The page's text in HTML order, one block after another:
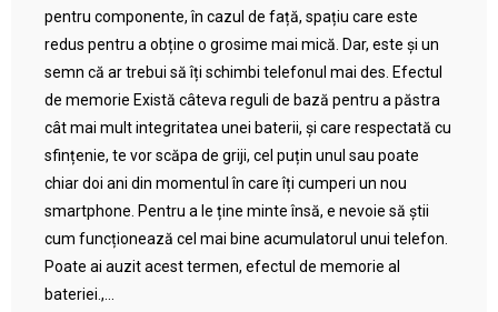
pentru componente, în cazul de față, spațiu care este
redus pentru a obține o grosime mai mică. Dar, este și un
semn că ar trebui să îți schimbi telefonul mai des. Efectul
de memorie Există câteva reguli de bază pentru a păstra
cât mai mult integritatea unei baterii, și care respectată cu
sfințenie, te vor scăpa de griji, cel puțin unul sau poate
chiar doi ani din momentul în care îți cumperi un nou
smartphone. Pentru a le ține minte însă, e nevoie să știi
cum funcționează cel mai bine acumulatorul unui telefon.
Poate ai auzit acest termen, efectul de memorie al
bateriei.,...